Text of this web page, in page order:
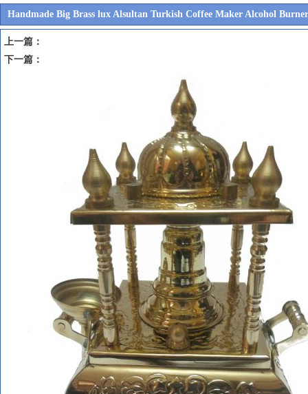
Handmade Big Brass lux Alsultan Turkish Coffee Maker Alcohol Burner
上一篇：
下一篇：